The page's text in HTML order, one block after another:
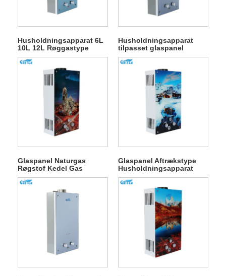
Husholdningsapparat 6L
10L 12L Røggastype
Vægmonteret tilpasset
glaspanel Tankløs instant
gasgejser til brusebad
Husholdningsapparat
tilpasset glaspanel
Røggastype Vægmonteret
gasvandvarmer
Glaspanel Naturgas
Røgstof Kedel Gas
Varmtvandsbeholdere i
køkken
Glaspanel Aftrækstype
Husholdningsapparat
Gasgejser til brusebad